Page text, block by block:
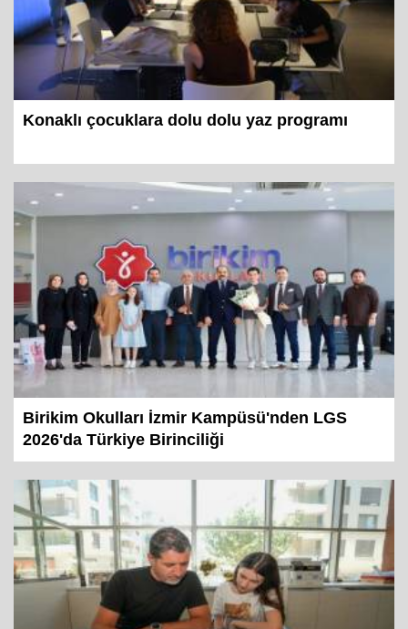
Konaklı çocuklara dolu dolu yaz programı
Birikim Okulları İzmir Kampüsü'nden LGS
2026'da Türkiye Birinciliği